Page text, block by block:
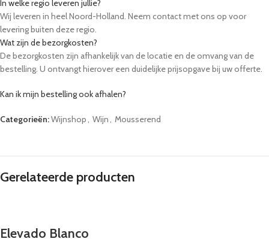
In welke regio leveren jullie?
Wij leveren in heel Noord-Holland. Neem contact met ons op voor
levering buiten deze regio.
Wat zijn de bezorgkosten?
De bezorgkosten zijn afhankelijk van de locatie en de omvang van de
bestelling. U ontvangt hierover een duidelijke prijsopgave bij uw offerte.
Kan ik mijn bestelling ook afhalen?
Kunnen tafels, stoelen en servies meegeleverd worden?
Hoe lang van tevoren moet ik bestellen?
Wij raden aan om minimaal 48 uur van tevoren te bestellen. Voor grote
evenementen adviseren we om eerder contact op te nemen.
Categorieën:Wijnshop, Wijn, Mousserend
Gerelateerde producten
Elevado Blanco